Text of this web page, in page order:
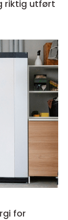
riktig utført